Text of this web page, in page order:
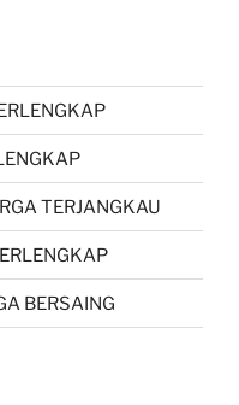
TERJANGKAU
BERSAING